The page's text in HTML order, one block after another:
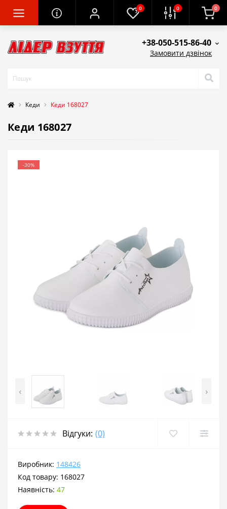
0 0 0
+38-050-515-86-40
Замовити дзвінок
Кеди Кеди 168027
Кеди 168027
-30%
‹ ›
Відгуки: (0)
Виробник: 148426
Код товару: 168027
Наявність: 47